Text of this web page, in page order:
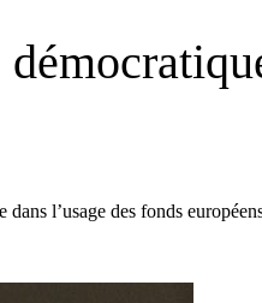
l’usage des fonds